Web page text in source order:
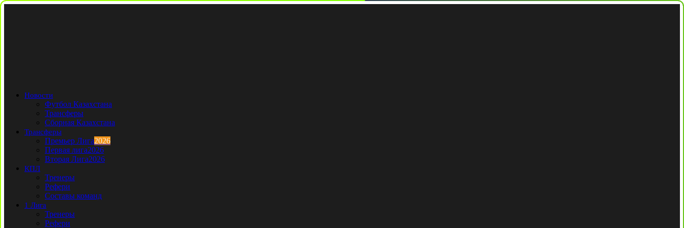
Новости
Футбол Казахстана
Трансферы
Сборная Казахстана
Трансферы
Премьер Лига2026
Первая лига2026
Вторая Лига2026
КПЛ
Тренеры
Рефери
Составы команд
1 Лига
Тренеры
Рефери